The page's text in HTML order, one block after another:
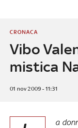
Vibo
mistica
CRONACA
01 nov 2009 - 11:31
a